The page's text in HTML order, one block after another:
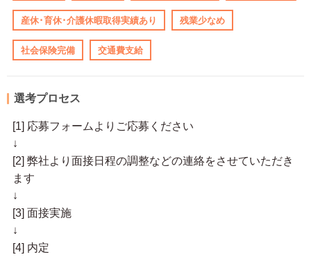
産休･育休･介護休暇取得実績あり 残業少なめ
社会保険完備 交通費支給
選考プロセス
[1] 応募フォームよりご応募ください
↓
[2] 弊社より面接日程の調整などの連絡をさせていただき
ます
↓
[3] 面接実施
↓
[4] 内定